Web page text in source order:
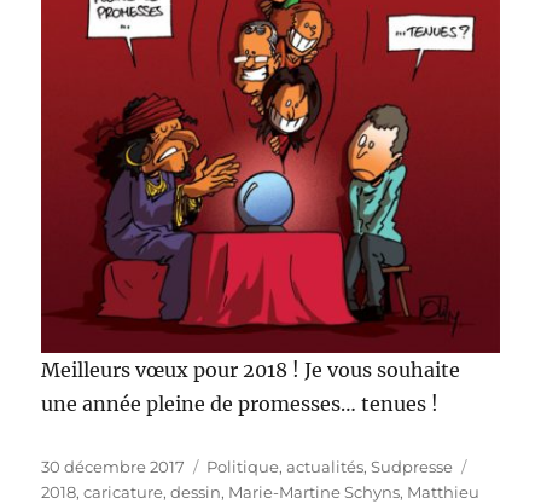
Meilleurs vœux pour 2018 ! Je vous souhaite
une année pleine de promesses… tenues !
Publié
le
30 décembre 2017 Catégories
Politique, actualités,Sudpresse
2018,caricature,dessin, Marie-Martine Schyns, Matthieu